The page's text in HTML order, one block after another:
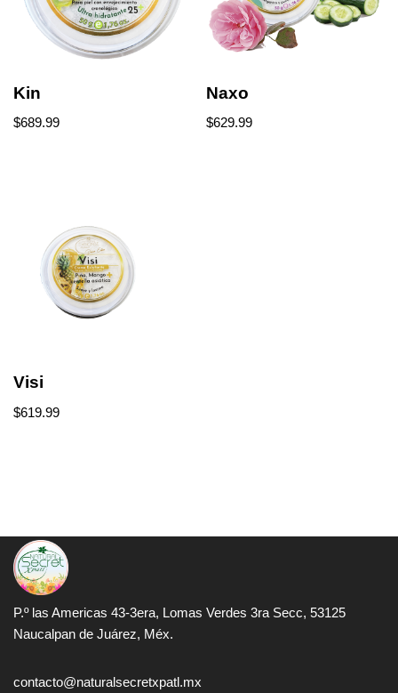
Kin
$689.99
Naxo
$629.99
Visi
$619.99
P.º las Americas 43-3era, Lomas Verdes 3ra Secc, 53125
Naucalpan de Juárez, Méx.
contacto@naturalsecretxpatl.mx